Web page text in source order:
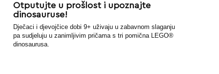
Otputujte u prošlost i upoznajte
dinosauruse!
Dječaci i djevojčice dobi 9+ uživaju u zabavnom slaganju
pa sudjeluju u zanimljivim pričama s tri pomična LEGO®
dinosaurusa.